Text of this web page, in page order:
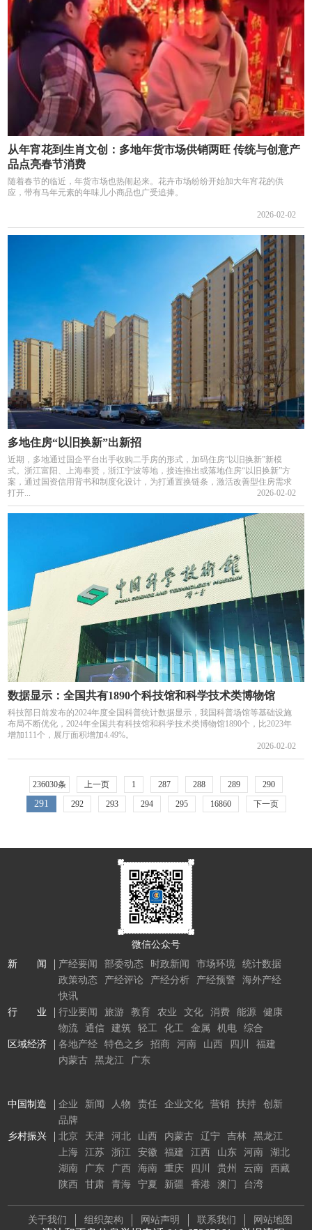
从年宵花到生肖文创：多地年货市场供销两旺 传统与创意产
品点亮春节消费
随着春节的临近，年货市场也热闹起来。花卉市场纷纷开始加大年宵花的供
应，带有马年元素的年味儿小商品也广受追捧。
2026-02-02
多地住房“以旧换新”出新招
近期，多地通过国企平台出手收购二手房的形式，加码住房“以旧换新”新模
式。浙江富阳、上海奉贤，浙江宁波等地，接连推出或落地住房“以旧换新”方
案，通过国资信用背书和制度化设计，为打通置换链条，激活改善型住房需求
打开...
2026-02-02
数据显示：全国共有1890个科技馆和科学技术类博物馆
科技部日前发布的2024年度全国科普统计数据显示，我国科普场馆等基础设施
布局不断优化，2024年全国共有科技馆和科学技术类博物馆1890个，比2023年
增加111个，展厅面积增加4.49%。
2026-02-02
236030条 上一页 1 287 288 289 290
291 292 293 294 295 16860 下一页
微信公众号
新 闻
产经要闻 部委动态 时政新闻 市场环境
统计数据
政策动态
产经评论 产经分析 产经预警
海外产经
快讯
行 业
行业要闻 旅游 教育 农业 文化 消费 能源
健康
物流
通信 建筑 轻工 化工 金属 机电
综合
区域经济
各地产经 特色之乡 招商 河南 山西 四川
福建
内蒙古
黑龙江 广东
中国制造 企业 新闻 人物 责任 企业文化 营销 扶持
创新
品牌
乡村振兴
北京 天津 河北 山西 内蒙古 辽宁 吉林
黑龙江
上海
江苏 浙江 安徽 福建 江西 山东 河南
湖北
湖南
广东 广西 海南 重庆 四川 贵州 云南
西藏
陕西
甘肃 青海 宁夏 新疆 香港 澳门 台湾
关于我们 组织架构 网站声明 联系我们 网站地图